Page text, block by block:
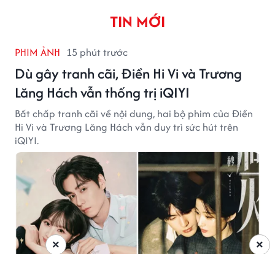
TIN MỚI
PHIM ẢNH 15 phút trước
Dù gây tranh cãi, Điền Hi Vi và Trương
Lăng Hách vẫn thống trị iQIYI
Bất chấp tranh cãi về nội dung, hai bộ phim của Điền
Hi Vi và Trương Lăng Hách vẫn duy trì sức hút trên
iQIYI.
×
×